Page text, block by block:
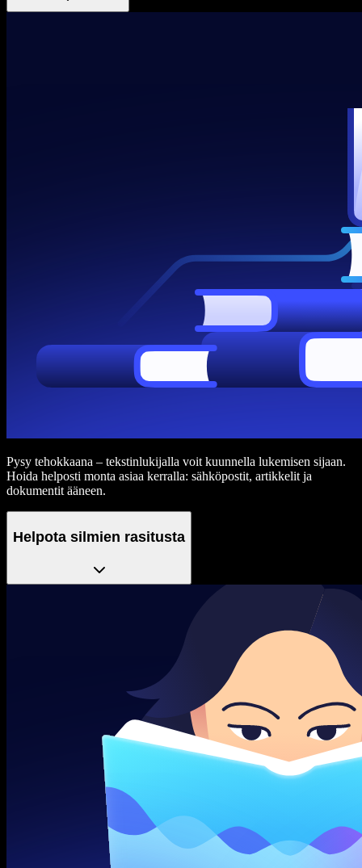
Pysy tehokkaana – tekstinlukijalla voit kuunnella lukemisen sijaan.
Hoida helposti monta asiaa kerralla: sähköpostit, artikkelit ja
dokumentit ääneen.
Helpota silmien rasitusta